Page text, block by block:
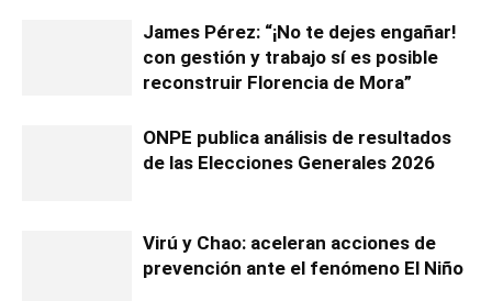
James Pérez: “¡No te dejes engañar!
con gestión y trabajo sí es posible
reconstruir Florencia de Mora”
ONPE publica análisis de resultados
de las Elecciones Generales 2026
Virú y Chao: aceleran acciones de
prevención ante el fenómeno El Niño